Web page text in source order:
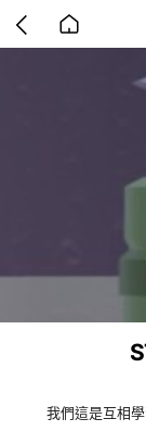
back
to
我們這是互相